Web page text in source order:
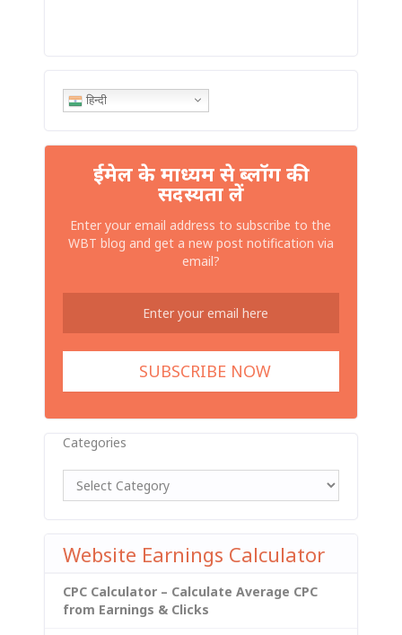
हिन्दी
ईमेल के माध्यम से ब्लॉग की
सदस्यता लें
Enter your email address to subscribe to the
WBT blog and get a new post notification via
email?
Categories
Website Earnings Calculator
CPC Calculator – Calculate Average CPC
from Earnings & Clicks